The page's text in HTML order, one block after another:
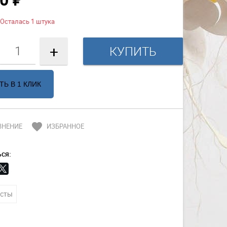
Осталась 1 штука
+
В 1 КЛИК
favorite ИЗБРАННОЕ